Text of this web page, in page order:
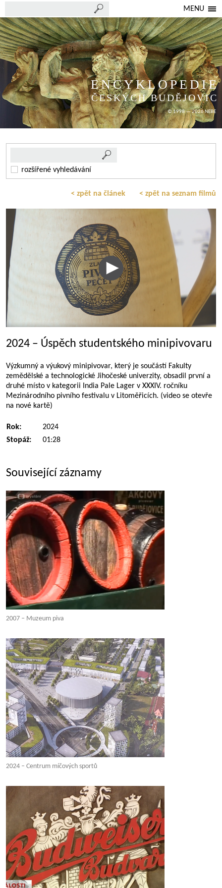
MENU
ENCYKLOPEDIE
ČESKÝCH BUDĚJOVIC
© 1998 — 2026 NEBE
rozšířené vyhledávání
< zpět na článek < zpět na seznam filmů
2024 – Úspěch studentského minipivovaru
Výzkumný a výukový minipivovar, který je součástí Fakulty
zemědělské a technologické Jihočeské univerzity, obsadil první a
druhé místo v kategorii India Pale Lager v XXXIV. ročníku
Mezinárodního pivního festivalu v Litoměřicích. (video se otevře
na nové kartě)
Rok:
2024
Stopáž:
01:28
Související záznamy
2007 – Muzeum piva
2024 – Centrum míčových sportů